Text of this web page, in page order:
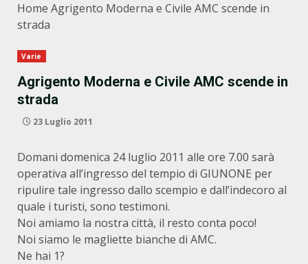
Home Agrigento Moderna e Civile AMC scende in
strada
Varie
Agrigento Moderna e Civile AMC scende in
strada
23 Luglio 2011
Domani domenica 24 luglio 2011 alle ore 7.00 sarà
operativa all’ingresso del tempio di GIUNONE per
ripulire tale ingresso dallo scempio e dall’indecoro al
quale i turisti, sono testimoni.
Noi amiamo la nostra città, il resto conta poco!
Noi siamo le magliette bianche di AMC.
Ne hai 1?